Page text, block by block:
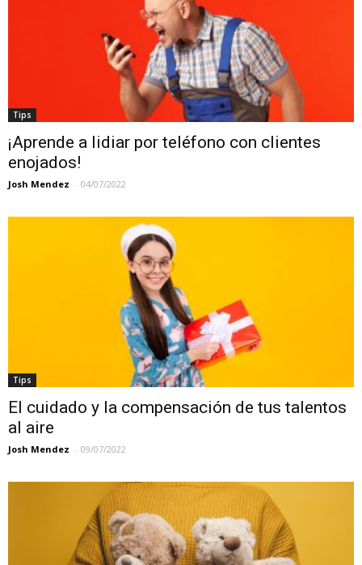
Tips
¡Aprende a lidiar por teléfono con clientes
enojados!
Josh Mendez - 04/07/2022
Tips
El cuidado y la compensación de tus talentos
al aire
Josh Mendez - 09/07/2022